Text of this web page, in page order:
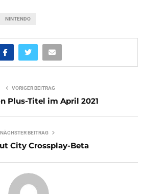
NINTENDO
VORIGER BEITRAG
Plus-Titel im April 2021
NÄCHSTER BEITRAG
City Crossplay-Beta